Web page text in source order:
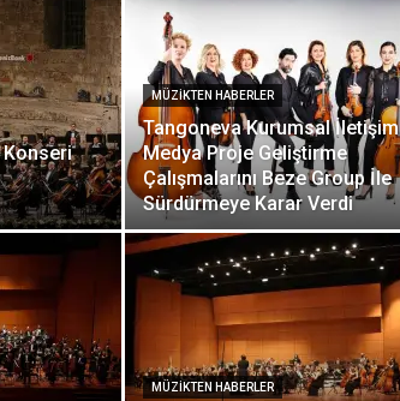
Konseri
MÜZIKTEN HABERLER
Tangoneva Kurumsal İletişim
Medya Proje Geliştirme
Çalışmalarını Beze Group İle
Sürdürmeye Karar Verdi
MÜZIKTEN HABERLER